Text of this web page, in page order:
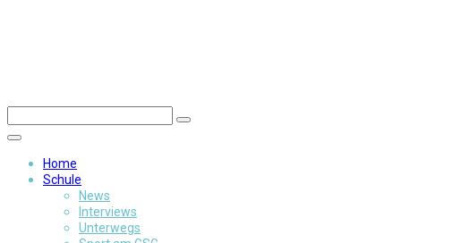
Home
Schule
News
Interviews
Unterwegs